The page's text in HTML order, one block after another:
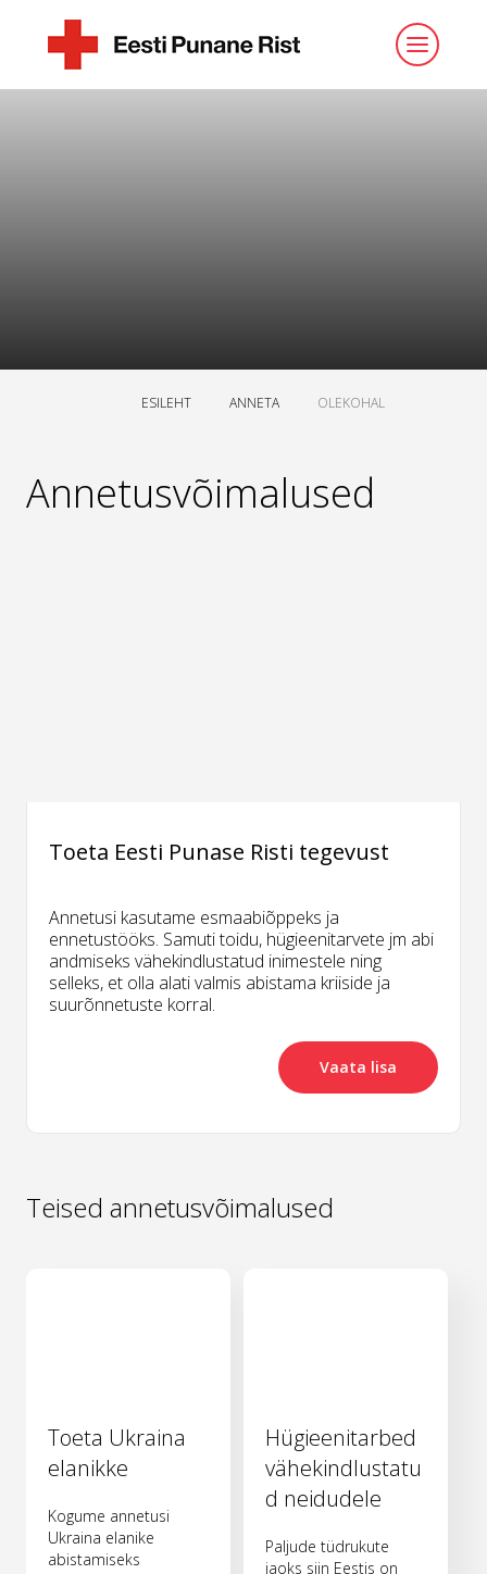
ESILEHT ANNETA OLEKOHAL
Annetusvõimalused
Toeta Eesti Punase Risti tegevust
Annetusi kasutame esmaabiõppeks ja
ennetustööks. Samuti toidu, hügieenitarvete jm abi
andmiseks vähekindlustatud inimestele ning
selleks, et olla alati valmis abistama kriiside ja
suurõnnetuste korral.
Vaata lisa
Teised annetusvõimalused
Toeta Ukraina
elanikke
Kogume annetusi
Ukraina elanike
abistamiseks
Hügieenitarbed
vähekindlustatu
d neidudele
Paljude tüdrukute
jaoks siin Eestis on